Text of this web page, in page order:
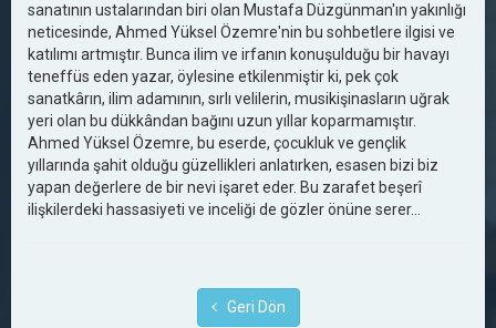
sanatının ustalarından biri olan Mustafa Düzgünman'ın yakınlığı
neticesinde, Ahmed Yüksel Özemre'nin bu sohbetlere ilgisi ve
katılımı artmıştır. Bunca ilim ve irfanın konuşulduğu bir havayı
teneffüs eden yazar, öylesine etkilenmiştir ki, pek çok
sanatkârın, ilim adamının, sırlı velilerin, musikişinasların uğrak
yeri olan bu dükkândan bağını uzun yıllar koparmamıştır.
Ahmed Yüksel Özemre, bu eserde, çocukluk ve gençlik
yıllarında şahit olduğu güzellikleri anlatırken, esasen bizi biz
yapan değerlere de bir nevi işaret eder. Bu zarafet beşerî
ilişkilerdeki hassasiyeti ve inceliği de gözler önüne serer…
Geri Dön